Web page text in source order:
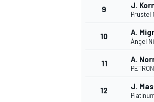
9 J.
Prustel
10 A.
Ángel
11 A.
12 J.